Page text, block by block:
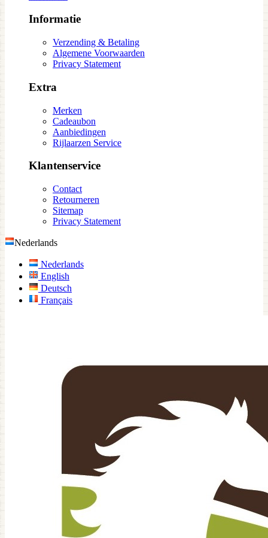
Informatie
Verzending & Betaling
Algemene Voorwaarden
Privacy Statement
Extra
Merken
Cadeaubon
Aanbiedingen
Rijlaarzen Service
Klantenservice
Contact
Retourneren
Sitemap
Privacy Statement
Nederlands
Nederlands
English
Deutsch
Français